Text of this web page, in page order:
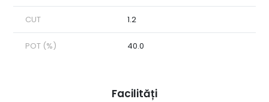
CUT 1.2
POT (%) 40.0
Facilități